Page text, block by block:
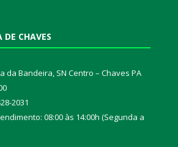
DE CHAVES
da Bandeira, SN Centro – Chaves PA
2031
08:00 às 14:00h (Segunda a